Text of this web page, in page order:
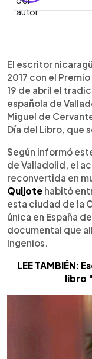
►
El escritor
2017 con el
19 de abril el
española de
Miguel de
Día del Libro, que
Según informó
de Valladolid, el
reconvertida en
Quijote habitó
esta ciudad de la
única en España
documental que
Ingenios.
LEE TAMBIÉN:
libro